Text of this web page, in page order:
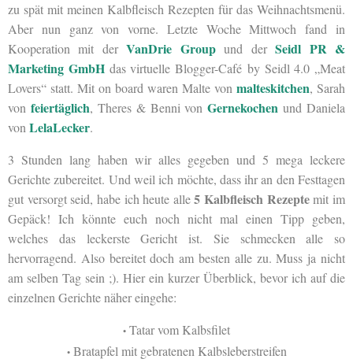
zu spät mit meinen Kalbfleisch Rezepten für das Weihnachtsmenü.
Aber nun ganz von vorne. Letzte Woche Mittwoch fand in
Kooperation mit derVanDrie Groupund derSeidl PR &
Marketing GmbHdasvirtuelle Blogger-Café by Seidl 4.0 „Meat
Lovers“ statt. Mit on board waren Malte von malteskitchen, Sarah
von feiertäglich, Theres & Benni vonGernekochen und Daniela
von LelaLecker.
3 Stunden lang haben wir alles gegeben und 5 mega leckere
Gerichte zubereitet. Und weil ich möchte, dass ihr an den Festtagen
gut versorgt seid, habe ich heute alle5 Kalbfleisch Rezeptemit im
Gepäck! Ich könnte euch noch nicht mal einen Tipp geben,
welches das leckerste Gericht ist. Sie schmecken alle so
hervorragend. Also bereitet doch am besten alle zu. Muss ja nicht
am selben Tag sein ;). Hier ein kurzer Überblick, bevor ich auf die
einzelnen Gerichte näher eingehe:
• Tatar vom Kalbsfilet
•Bratapfel mit gebratenen Kalbsleberstreifen